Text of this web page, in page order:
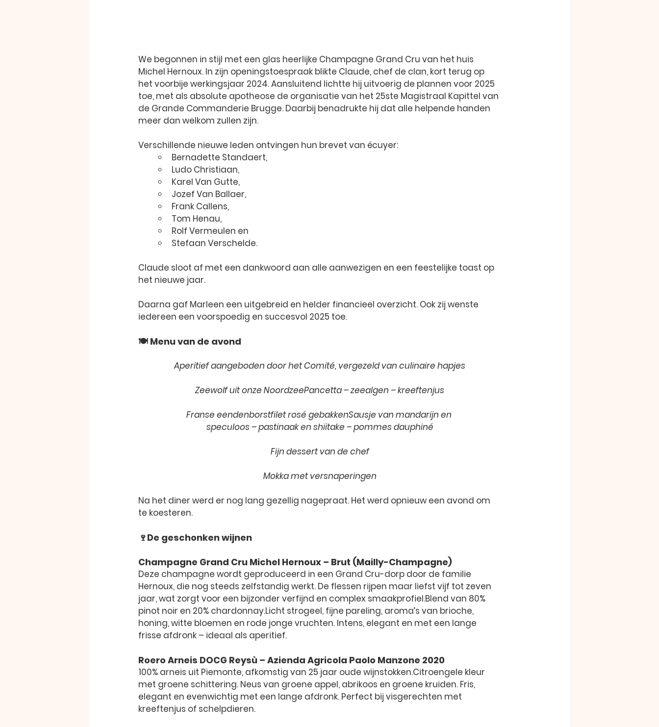
We begonnen in stijl met een glas heerlijke Champagne Grand Cru van het huis
Michel Hernoux. In zijn openingstoespraak blikte Claude, chef de clan, kort terug op
het voorbije werkingsjaar 2024. Aansluitend lichtte hij uitvoerig de plannen voor 2025
toe, met als absolute apotheose de organisatie van het 25ste Magistraal Kapittel van
de Grande Commanderie Brugge. Daarbij benadrukte hij dat alle helpende handen
meer dan welkom zullen zijn.
Verschillende nieuwe leden ontvingen hun brevet van écuyer:
Bernadette Standaert,
Ludo Christiaan,
Karel Van Gutte,
Jozef Van Ballaer,
Frank Callens,
Tom Henau,
Rolf Vermeulen en
Stefaan Verschelde.
Claude sloot af met een dankwoord aan alle aanwezigen en een feestelijke toast op
het nieuwe jaar.
Daarna gaf Marleen een uitgebreid en helder financieel overzicht. Ook zij wenste
iedereen een voorspoedig en succesvol 2025 toe.
🍽️ Menu van de avond
Aperitief aangeboden door het Comité, vergezeld van culinaire hapjes
Zeewolf uit onze NoordzeePancetta – zeealgen – kreeftenjus
Franse eendenborstfilet rosé gebakkenSausje van mandarijn en
speculoos – pastinaak en shiitake – pommes dauphiné
Fijn dessert van de chef
Mokka met versnaperingen
Na het diner werd er nog lang gezellig nagepraat. Het werd opnieuw een avond om
te koesteren.
🍷De geschonken wijnen
Champagne Grand Cru Michel Hernoux – Brut (Mailly-Champagne)
Deze champagne wordt geproduceerd in een Grand Cru-dorp door de familie
Hernoux, die nog steeds zelfstandig werkt. De flessen rijpen maar liefst vijf tot zeven
jaar, wat zorgt voor een bijzonder verfijnd en complex smaakprofiel.Blend van 80%
pinot noir en 20% chardonnay.Licht strogeel, fijne pareling, aroma’s van brioche,
honing, witte bloemen en rode jonge vruchten. Intens, elegant en met een lange
frisse afdronk – ideaal als aperitief.
Roero Arneis DOCG Reysù – Azienda Agricola Paolo Manzone 2020
100% arneis uit Piemonte, afkomstig van 25 jaar oude wijnstokken.Citroengele kleur
met groene schittering. Neus van groene appel, abrikoos en groene kruiden. Fris,
elegant en evenwichtig met een lange afdronk. Perfect bij visgerechten met
kreeftenjus of schelpdieren.